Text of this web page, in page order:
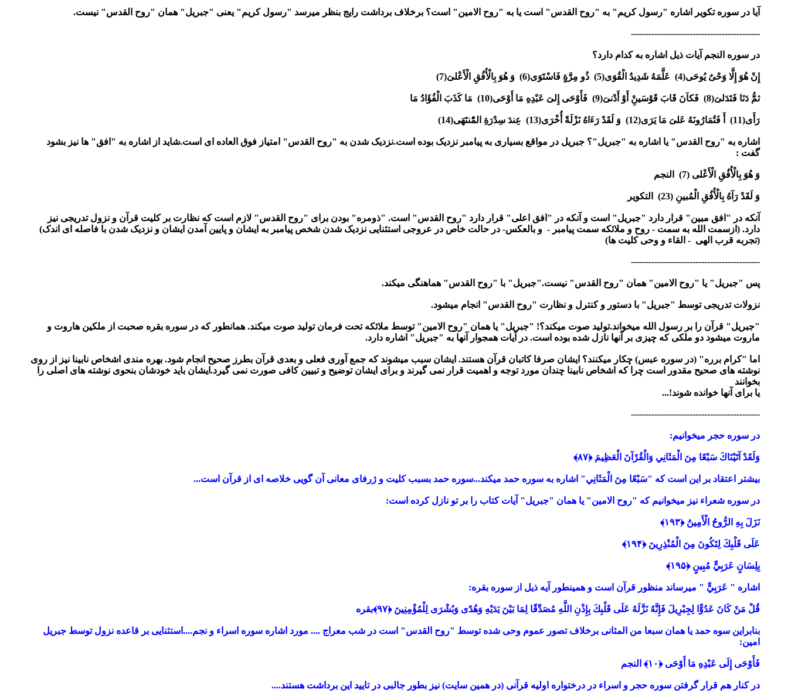
آیا در سوره تکویر اشاره "رسول کریم" به "روح القدس" است یا به "روح الامین" است؟ برخلاف برداشت رایج بنظر میرسد "رسول کریم" یعنی "جبریل" همان "روح القدس" نیست.
--------------------------------------------
در سوره النجم آیات ذیل اشاره به کدام دارد؟
إِنْ هُوَ إِلَّا وَحْىٌ يُوحَى‏(4) عَلَّمَهُ شَدِيدُ الْقُوَى‏(5) ذُو مِرَّةٍ فَاسْتَوَى‏(6) وَ هُوَ بِالْأُفُقِ الْأَعْلىَ‏(7)
ثمُ‏َّ دَنَا فَتَدَلىَ‏(8) فَكاَنَ قَابَ قَوْسَينْ‏ِ أَوْ أَدْنىَ‏(9) فَأَوْحَى إِلىَ‏ عَبْدِهِ مَا أَوْحَى‏(10) مَا كَذَبَ الْفُؤَادُ مَا
رَأَى(11) أَ فَتُمَارُونَهُ عَلىَ‏ مَا يَرَى‏(12) وَ لَقَدْ رَءَاهُ نَزْلَةً أُخْرَى‏(13) عِندَ سِدْرَةِ المُْنتَهَى‏(14)
اشاره به "روح القدس" یا اشاره به "جبریل"؟ جبریل در مواقع بسیاری به پیامبر نزدیک بوده است.نزدیک شدن به "روح القدس" امتیاز فوق العاده ای است.شاید از اشاره به "افق" ها نیز بشود
گفت :
وَ هُوَ بِالْأُفُقِ الْأَعْلى‏ (7) النجم
وَ لَقَدْ رَآهُ بِالْأُفُقِ الْمُبينِ (23) التکویر
آنکه در "افق مبین" قرار دارد "جبریل" است و آنکه در "افق اعلی" قرار دارد "روح القدس" است. "ذومره" بودن برای "روح القدس" لازم است که نظارت بر کلیت قرآن و نزول تدریجی نیز
دارد. (ازسمت الله به سمت - روح و ملائکه سمت پیامبر - و بالعکس- در حالت خاص در عروجی استثنایی نزدیک شدن شخص پیامبر به ایشان و پایین آمدن ایشان و نزدیک شدن با فاصله ای اندک)
(تجربه قرب الهی - القاء و وحی کلیت ها)
--------------------------------------------
پس "جبریل" یا "روح الامین" همان "روح القدس" نیست."جبریل" با "روح القدس" هماهنگی میکند.
نزولات تدریجی توسط "جبریل" با دستور و کنترل و نظارت "روح القدس" انجام میشود.
"جبریل" قرآن را بر رسول الله میخواند.تولید صوت میکند؟! "جبریل" یا همان "روح الامین" توسط ملائکه تحت فرمان تولید صوت میکند. همانطور که در سوره بقره صحبت از ملکین هاروت و
ماروت میشود دو ملکی که چیزی بر آنها نازل شده بوده است. در آیات همجوار آنها به "جبریل" اشاره دارد.
اما "کرام برره" (در سوره عبس) چکار میکنند؟ ایشان صرفا کاتبان قرآن هستند. ایشان سبب میشوند که جمع آوری فعلی و بعدی قرآن بطرز صحیح انجام شود. بهره مندی اشخاص نابینا نیز از روی
نوشته های صحیح مقدور است چرا که اشخاص نابینا چندان مورد توجه و اهمیت قرار نمی گیرند و برای ایشان توضیح و تبیین کافی صورت نمی گیرد.ایشان باید خودشان بنحوی نوشته های اصلی را
بخوانند
یا برای آنها خوانده شوند!...
--------------------------------------------
در سوره حجر میخوانیم:
وَلَقَدْ آتَيْنَاكَ سَبْعًا مِنَ الْمَثَانِي وَالْقُرْآنَ الْعَظِيمَ ﴿۸۷﴾
بیشتر اعتقاد بر این است که "سَبْعًا مِنَ الْمَثَانِي" اشاره به سوره حمد میکند...سوره حمد بسبب کلیت و ژرفای معانی آن گویی خلاصه ای از قرآن است...
در سوره شعراء نیز میخوانیم که "روح الامین" یا همان "جبریل" آیات کتاب را بر تو نازل کرده است:
نَزَلَ بِهِ الرُّوحُ الْأَمِينُ ﴿۱۹۳﴾
عَلَى قَلْبِكَ لِتَكُونَ مِنَ الْمُنْذِرِينَ ﴿۱۹۴﴾
بِلِسَانٍ عَرَبِيٍّ مُبِينٍ ﴿۱۹۵﴾
اشاره " عَرَبِيٍّ " میرساند منظور قرآن است و همینطور آیه ذیل از سوره بقره:
قُلْ مَنْ كَانَ عَدُوًّا لِجِبْرِيلَ فَإِنَّهُ نَزَّلَهُ عَلَى قَلْبِكَ بِإِذْنِ اللَّهِ مُصَدِّقًا لِمَا بَيْنَ يَدَيْهِ وَهُدًى وَبُشْرَى لِلْمُؤْمِنِينَ ﴿۹۷﴾ بقره
بنابراین سوه حمد یا همان سبعا من المثانی برخلاف تصور عموم وحی شده توسط "روح القدس" است در شب معراج .... مورد اشاره سوره اسراء و نجم....استثنایی بر قاعده نزول توسط جبریل
امین:
فَأَوْحَى إِلَى عَبْدِهِ مَا أَوْحَى ﴿۱۰﴾ النجم
در کنار هم قرار گرفتن سوره حجر و اسراء در درختواره اولیه قرآنی (در همین سایت) نیز بطور جالبی در تایید این برداشت هستند....